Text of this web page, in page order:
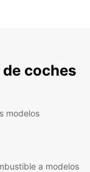
coches
modelos
a modelos